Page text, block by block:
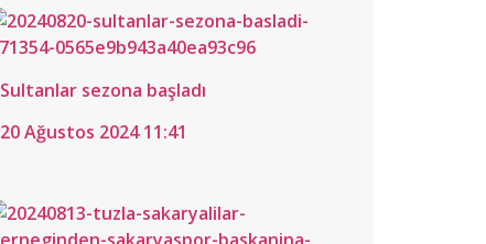
Sultanlar sezona başladı
20 Ağustos 2024 11:41